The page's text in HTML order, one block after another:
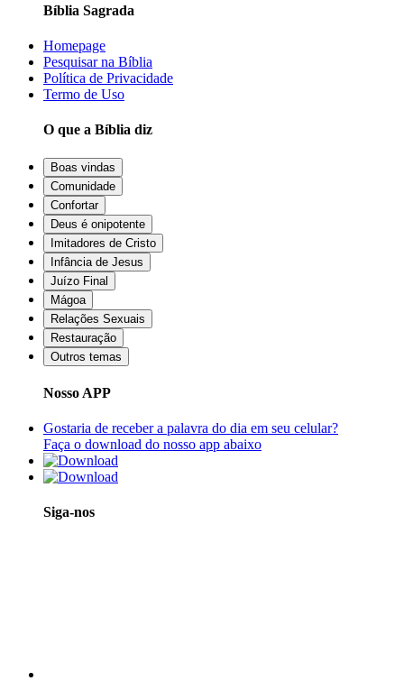
Bíblia Sagrada
Homepage
Pesquisar na Bíblia
Política de Privacidade
Termo de Uso
O que a Bíblia diz
Boas vindas
Comunidade
Confortar
Deus é onipotente
Imitadores de Cristo
Infância de Jesus
Juízo Final
Mágoa
Relações Sexuais
Restauração
Outros temas
Nosso APP
Gostaria de receber a palavra do dia em seu celular?
Faça o download do nosso app abaixo
Siga-nos